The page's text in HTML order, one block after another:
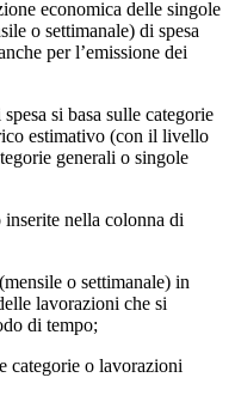
economica delle singole
o settimanale) di spesa
per l’emissione dei
si basa sulle categorie
estimativo (con il livello
generali o singole
nella colonna di
o settimanale) in
lavorazioni che si
di tempo;
categorie o lavorazioni